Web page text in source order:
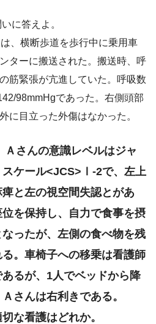
に答えよ。
、横断歩道を歩行中に乗用車
ターに搬送された。搬送時、呼
筋緊張が亢進していた。呼吸数
98mmHgであった。右側頭部
に目立った外傷はなかった。
さんの意識レベルはジャ
スケール<JCS>Ⅰ-2で、左上
と左の視空間失認とがあ
を保持し、自力で食事を摂
ったが、左側の食べ物を残
。車椅子への移乗は看護師
るが、1人でベッドから降
さんは右利きである。
な看護はどれか。